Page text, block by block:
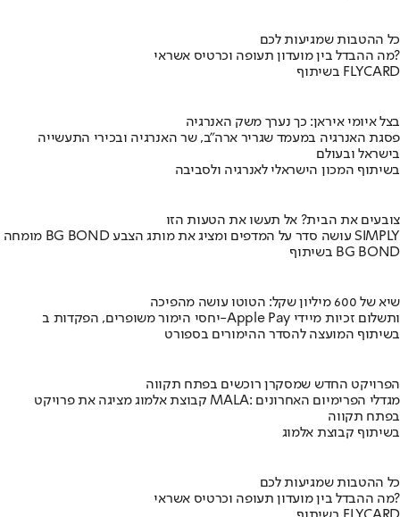
כל ההטבות שמגיעות לכם
מה ההבדל בין מועדון תעופה וכרטיס אשראי?
בשיתוף FLYCARD
בצל איומי איראן: כך נערך משק האנרגיה
פסגת האנרגיה במעמד שגריר ארה"ב, שר האנרגיה ובכירי התעשייה
בישראל ובעולם
בשיתוף המכון הישראלי לאנרגיה ולסביבה
צובעים את הבית? אל תעשו את הטעות הזו
מומחה BG BOND עושה סדר על המדפים ומציג את מותג הצבע SIMPLY
בשיתוף BG BOND
שיא של 600 מיליון שקל: הטוטו עושה מהפיכה
יחסי הימור משופרים, הפקדות ב-Apple Pay ותשלום זכיות מיידי
בשיתוף המועצה להסדר ההימורים בספורט
הפרויקט החדש שמסקרן רוכשים בפתח תקווה
קבוצת אלמוג מציגה את פרויקט MALA: מגדלי הפרימיום האחרונים
בפתח תקווה
בשיתוף קבוצת אלמוג
כל ההטבות שמגיעות לכם
מה ההבדל בין מועדון תעופה וכרטיס אשראי?